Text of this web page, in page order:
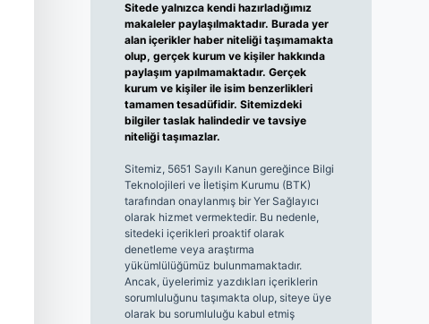
Sitede yalnızca kendi hazırladığımız
makaleler paylaşılmaktadır. Burada yer
alan içerikler haber niteliği taşımamakta
olup, gerçek kurum ve kişiler hakkında
paylaşım yapılmamaktadır. Gerçek
kurum ve kişiler ile isim benzerlikleri
tamamen tesadüfidir. Sitemizdeki
bilgiler taslak halindedir ve tavsiye
niteliği taşımazlar.
Sitemiz, 5651 Sayılı Kanun gereğince Bilgi
Teknolojileri ve İletişim Kurumu (BTK)
tarafından onaylanmış bir Yer Sağlayıcı
olarak hizmet vermektedir. Bu nedenle,
sitedeki içerikleri proaktif olarak
denetleme veya araştırma
yükümlülüğümüz bulunmamaktadır.
Ancak, üyelerimiz yazdıkları içeriklerin
sorumluluğunu taşımakta olup, siteye üye
olarak bu sorumluluğu kabul etmiş